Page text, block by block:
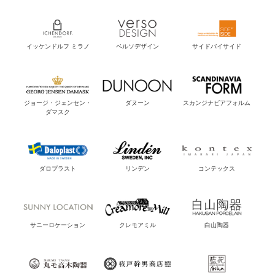
イッケンドルフ ミラノ ベルソデザイン サイドバイサイド
ジョージ・ジェンセン・
ダマスク
ダヌーン スカンジナビアフォルム
ダロプラスト リンデン コンテックス
サニーロケーション クレモアミル 白山陶器